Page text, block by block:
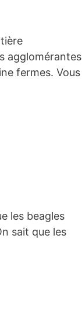
agglomérantes
fermes. Vous
les beagles
sait que les